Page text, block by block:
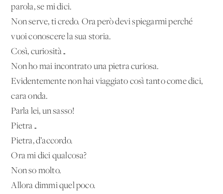
parola, se mi dici.
Non serve, ti credo. Ora però devi spiegarmi perché
vuoi conoscere la sua storia.
Così, curiosità…
Non ho mai incontrato una pietra curiosa.
Evidentemente non hai viaggiato così tanto come dici,
cara onda.
Parla lei, un sasso!
Pietra…
Pietra, d’accordo.
Ora mi dici qualcosa?
Non so molto.
Allora dimmi quel poco.